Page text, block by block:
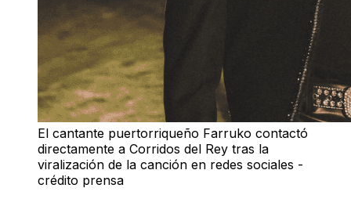
El cantante puertorriqueño Farruko contactó
directamente a Corridos del Rey tras la
viralización de la canción en redes sociales -
crédito prensa